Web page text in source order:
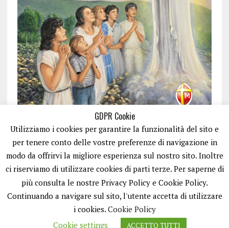
ISCRIVITI
GDPR Cookie
Utilizziamo i cookies per garantire la funzionalità del sito e
per tenere conto delle vostre preferenze di navigazione in
modo da offrirvi la migliore esperienza sul nostro sito. Inoltre
ci riserviamo di utilizzare cookies di parti terze. Per saperne di
più consulta le nostre Privacy Policy e Cookie Policy.
Continuando a navigare sul sito, l'utente accetta di utilizzare
i cookies. Cookie Policy
Cookie settings
ACCETTO TUTTI